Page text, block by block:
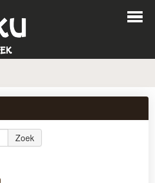
Zoek